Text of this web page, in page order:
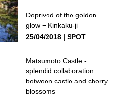
Deprived of the golden
glow − Kinkaku-ji
25/04/2018
SPOT
Matsumoto Castle -
splendid collaboration
between castle and cherry
blossoms